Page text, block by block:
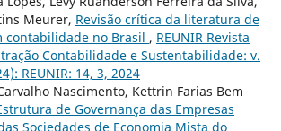
Meurer, Revisão crítica da literatura de
contabilidade no Brasil , REUNIR Revista
Contabilidade e Sustentabilidade: v.
REUNIR: 14, 3, 2024
Nascimento, Kettrin Farias Bem
de Governança das Empresas
Sociedades de Economia Mista do